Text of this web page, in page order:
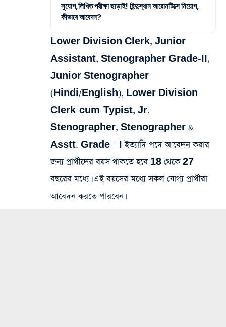
সুযোগ,লিখিত পরীক্ষা ছাড়াই! হিন্দুস্থান আরোনটিক্সে নিয়োগ,
কীভাবে আবেদন?
Lower Division Clerk, Junior
Assistant, Stenographer Grade-II,
Junior Stenographer
(Hindi/English), Lower Division
Clerk-cum-Typist, Jr.
Stenographer, Stenographer &
Asstt. Grade – I ইত্যাদি পদে আবেদন করার
জন্য প্রার্থীদের বয়স থাকতে হবে 18 থেকে 27
বছরের মধ্যে। এই বয়সের মধ্যে সকল যোগ্য প্রার্থীরা
আবেদন করতে পারবেন।